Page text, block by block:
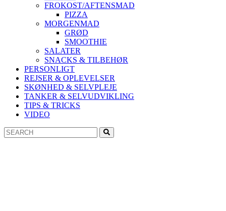
FROKOST/AFTENSMAD
PIZZA
MORGENMAD
GRØD
SMOOTHIE
SALATER
SNACKS & TILBEHØR
PERSONLIGT
REJSER & OPLEVELSER
SKØNHED & SELVPLEJE
TANKER & SELVUDVIKLING
TIPS & TRICKS
VIDEO
Search
for: